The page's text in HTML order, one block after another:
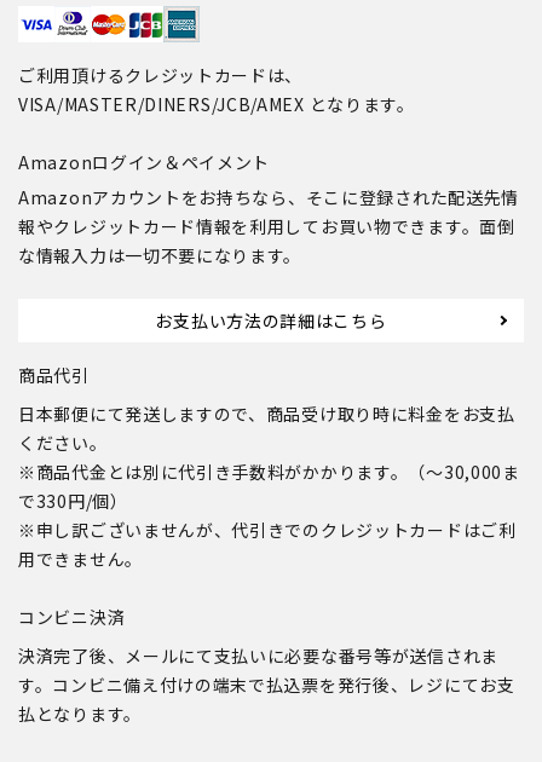
ご利用頂けるクレジットカードは、
VISA/MASTER/DINERS/JCB/AMEX となります。
Amazonログイン＆ペイメント
Amazonアカウントをお持ちなら、そこに登録された配送先情
報やクレジットカード情報を利用してお買い物できます。面倒
な情報入力は一切不要になります。
お支払い方法の詳細はこちら
商品代引
日本郵便にて発送しますので、商品受け取り時に料金をお支払
ください。
※商品代金とは別に代引き手数料がかかります。（～30,000ま
で330円/個）
※申し訳ございませんが、代引きでのクレジットカードはご利
用できません。
コンビニ決済
決済完了後、メールにて支払いに必要な番号等が送信されま
す。コンビニ備え付けの端末で払込票を発行後、レジにてお支
払となります。